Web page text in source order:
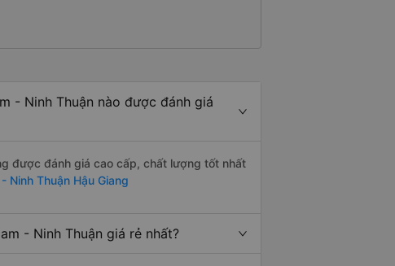
- Ninh Thuận nào được đánh giá
được đánh giá cao cấp, chất lượng tốt nhất
Ninh Thuận Hậu Giang
- Ninh Thuận giá rẻ nhất?